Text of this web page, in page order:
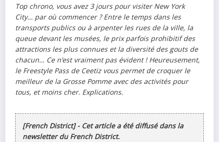
Top chrono, vous avez 3 jours pour visiter New York
City… par où commencer ? Entre le temps dans les
transports publics ou à arpenter les rues de la ville, la
queue devant les musées, le prix parfois prohibitif des
attractions les plus connues et la diversité des gouts de
chacun… Ce n’est vraiment pas évident ! Heureusement,
le Freestyle Pass de Ceetiz vous permet de croquer le
meilleur de la Grosse Pomme avec des activités pour
tous, et moins cher. Explications.
[French District] - Cet article a été diffusé dans la
newsletter du French District.